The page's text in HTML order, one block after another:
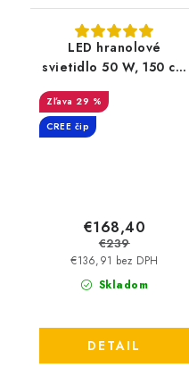
LED hranolové
svietidlo 50 W, 150 cm
– CREE čip, 6000 lm |
10 PACK
29 %
CREE čip
Skladom
€136,91 bez DPH
€168,40
€239
DETAIL